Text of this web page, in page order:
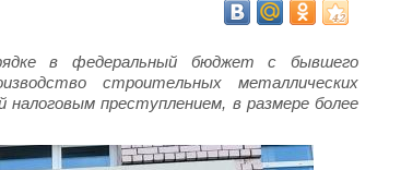
в федеральный бюджет с бывшего
строительных металлических
преступлением, в размере более